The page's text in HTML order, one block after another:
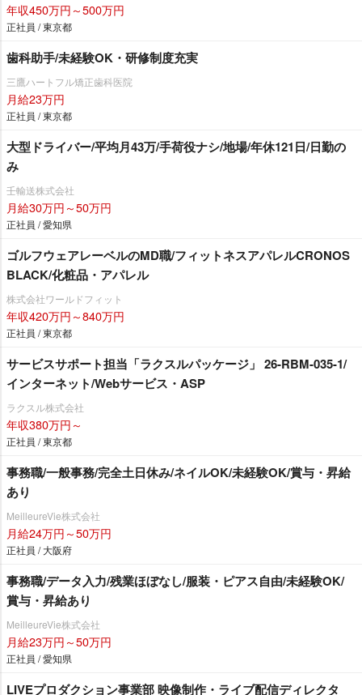
年収450万円～500万円
正社員 / 東京都
歯科助手/未経験OK・研修制度充実
三鷹ハートフル矯正歯科医院
月給23万円
正社員 / 東京都
大型ドライバー/平均月43万/手荷役ナシ/地場/年休121日/日勤の
み
壬輸送株式会社
月給30万円～50万円
正社員 / 愛知県
ゴルフウェアレーベルのMD職/フィットネスアパレルCRONOS
BLACK/化粧品・アパレル
株式会社ワールドフィット
年収420万円～840万円
正社員 / 東京都
サービスサポート担当「ラクスルパッケージ」 26-RBM-035-1/
インターネット/Webサービス・ASP
ラクスル株式会社
年収380万円～
正社員 / 東京都
事務職/一般事務/完全土日休み/ネイルOK/未経験OK/賞与・昇給
あり
MeilleureVie株式会社
月給24万円～50万円
正社員 / 大阪府
事務職/データ入力/残業ほぼなし/服装・ピアス自由/未経験OK/
賞与・昇給あり
MeilleureVie株式会社
月給23万円～50万円
正社員 / 愛知県
LIVEプロダクション事業部 映像制作・ライブ配信ディレクタ